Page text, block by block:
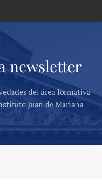
newsletter
del área formativa
Juan de Mariana